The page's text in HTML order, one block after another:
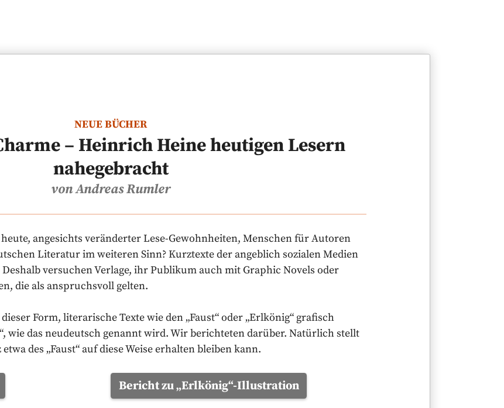
NEUE BÜCHER
– Heinrich Heine heutigen Lesern
nahegebracht
von Andreas Rumler
angesichts veränderter Lese-Gewohnheiten, Menschen für Autoren
Literatur im weiteren Sinn? Kurztexte der angeblich sozialen Medien
versuchen Verlage, ihr Publikum auch mit Graphic Novels oder
die als anspruchsvoll gelten.
Form, literarische Texte wie den „Faust“ oder „Erlkönig“ grafisch
wie das neudeutsch genannt wird. Wir berichteten darüber. Natürlich stellt
des „Faust“ auf diese Weise erhalten bleiben kann.
Bericht zu „Erlkönig“-Illustration